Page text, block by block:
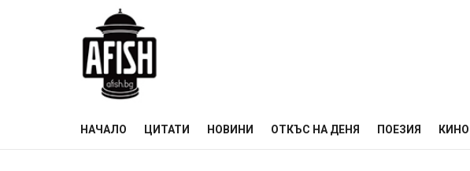
НАЧАЛО ЦИТАТИ НОВИНИ ОТКЪС НА ДЕНЯ ПОЕЗИЯ КИНО